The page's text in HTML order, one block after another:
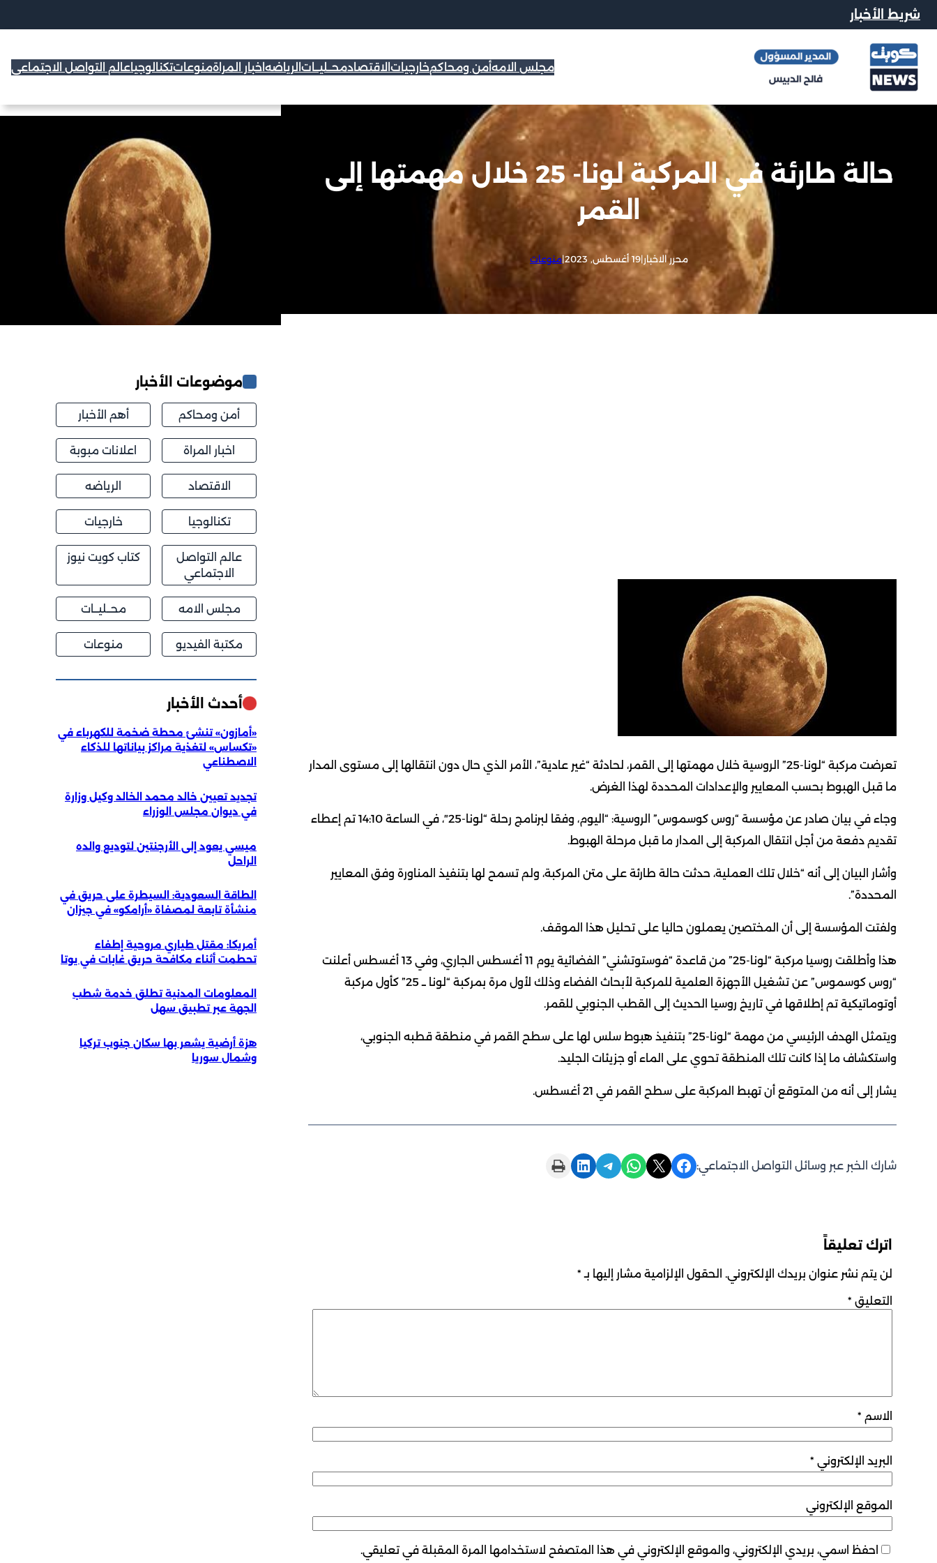
شريط الأخبار
مجلس الامهأمن ومحاكمخارجيات الاقتصادمحــليــات الرياضه اخبار المراةمنوعاتتكنالوجياعالم التواصل الاجتماعي
حالة طارئة في المركبة لونا- 25 خلال مهمتها إلى
القمر
محرر الاخبار|19 أغسطس, 2023 |منوعات
تعرضت مركبة “لونا-25” الروسية خلال مهمتها إلى القمر، لحادثة “غير عادية”، الأمر الذي حال دون انتقالها إلى مستوى المدار
ما قبل الهبوط بحسب المعايير والإعدادات المحددة لهذا الغرض.
وجاء في بيان صادر عن مؤسسة “روس كوسموس” الروسية: “اليوم، وفقا لبرنامج رحلة “لونا-25″، في الساعة 14:10 تم إعطاء
تقديم دفعة من أجل انتقال المركبة إلى المدار ما قبل مرحلة الهبوط.
وأشار البيان إلى أنه “خلال تلك العملية، حدثت حالة طارئة على متن المركبة، ولم تسمح لها بتنفيذ المناورة وفق المعايير
المحددة”.
ولفتت المؤسسة إلى أن المختصين يعملون حاليا على تحليل هذا الموقف.
هذا وأطلقت روسيا مركبة “لونا-25” من قاعدة “فوستوتشني” الفضائية يوم 11 أغسطس الجاري، وفي 13 أغسطس أعلنت
“روس كوسموس” عن تشغيل الأجهزة العلمية للمركبة لأبحاث الفضاء وذلك لأول مرة بمركبة “لونا ــ 25” كأول مركبة
أوتوماتيكية تم إطلاقها في تاريخ روسيا الحديث إلى القطب الجنوبي للقمر.
ويتمثل الهدف الرئيسي من مهمة “لونا-25” بتنفيذ هبوط سلس لها على سطح القمر في منطقة قطبه الجنوبي،
واستكشاف ما إذا كانت تلك المنطقة تحوي على الماء أو جزيئات الجليد.
يشار إلى أنه من المتوقع أن تهبط المركبة على سطح القمر في 21 أغسطس.
شارك الخبر عبر وسائل التواصل الاجتماعي: Share on Facebook
Share on X
Share on WhatsApp
Share on Telegram
Share on LinkedIn
Print this Page
اترك تعليقاً
لن يتم نشر عنوان بريدك الإلكتروني. الحقول الإلزامية مشار إليها بـ *
التعليق *
الاسم *
البريد الإلكتروني *
الموقع الإلكتروني
احفظ اسمي، بريدي الإلكتروني، والموقع الإلكتروني في هذا المتصفح لاستخدامها المرة المقبلة في تعليقي.
موضوعات الأخبار
أمن ومحاكم أهم الأخبار
اخبار المراة اعلانات مبوبة
الاقتصاد الرياضه
تكنالوجيا خارجيات
عالم التواصل
الاجتماعي
كتاب كويت نيوز
مجلس الامه محــليــات
مكتبة الفيديو منوعات
أحدث الأخبار
«أمازون» تنشئ محطة ضخمة للكهرباء في
«تكساس» لتغذية مراكز بياناتها للذكاء
الاصطناعي
تجديد تعيين خالد محمد الخالد وكيل وزارة
في ديوان مجلس الوزراء
ميسي يعود إلى الأرجنتين لتوديع والده
الراحل
الطاقة السعودية: السيطرة على حريق في
منشأة تابعة لمصفاة «أرامكو» في جيزان
أمريكا: مقتل طياري مروحية إطفاء
تحطمت أثناء مكافحة حريق غابات في يوتا
المعلومات المدنية تطلق خدمة شطب
الجهة عبر تطبيق سهل
هزة أرضية يشعر بها سكان جنوب تركيا
وشمال سوريا